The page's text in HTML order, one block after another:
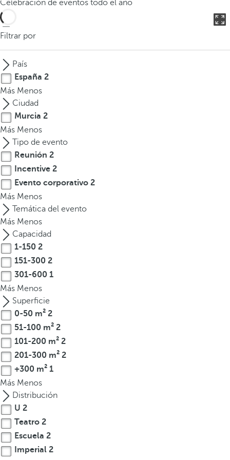
o
d
u
i
r
t
r
e
o
m
á
s
c
a
r
a
c
t
e
r
e
s
u
e
d
e
s
p
u
l
s
r
Celebración de eventos todo el año
Filtrar por
País
España 2
Más Menos
Ciudad
Murcia 2
Más Menos
Tipo de evento
Reunión 2
Incentive 2
Evento corporativo 2
Más Menos
Temática del evento
Más Menos
Capacidad
1-150 2
151-300 2
301-600 1
Más Menos
Superficie
0-50 m² 2
51-100 m² 2
101-200 m² 2
201-300 m² 2
+300 m² 1
Más Menos
Distribución
U 2
Teatro 2
Escuela 2
Imperial 2